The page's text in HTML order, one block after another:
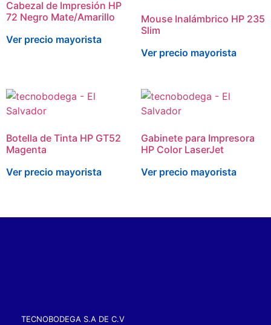
Cabezal de Impresión HP
72 Negro Mate/Amarillo
Ver precio mayorista
Mouse Inalámbrico HP 235
Slim
Ver precio mayorista
Botella de Tinta HP GT52
Magenta
Ver precio mayorista
Gabinete para Impresora
HP Color LaserJet
Ver precio mayorista
TECNOBODEGA S.A DE C.V